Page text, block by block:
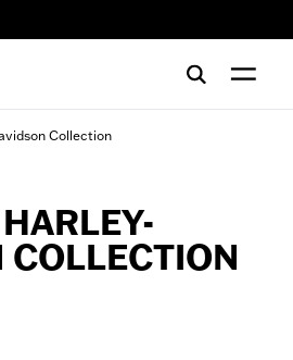
Collection
COLLECTION